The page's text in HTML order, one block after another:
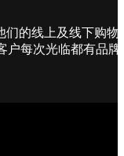
们的线上及线下购物
户每次光临都有品牌